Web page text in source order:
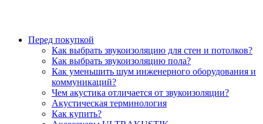
Перед покупкой
Как выбрать звукоизоляцию для стен и потолков?
Как выбрать звукоизоляцию пола?
Как уменьшить шум инженерного оборудования и
коммуникаций?
Чем акустика отличается от звукоизоляции?
Акустическая терминология
Как купить?